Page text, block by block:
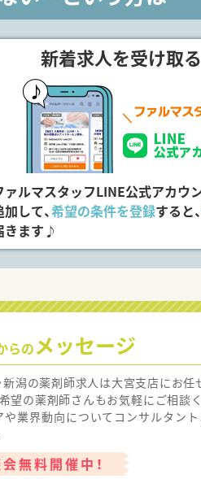
新着求人を受け取る
ァルマスタッフLINE公式アカウ
して、希望の条件を登録すると、
きます♪
らのメッセージ
新潟の薬剤師求人は大宮支店にお任
望の薬剤師さんもお気軽にご相談く
や業界動向についてコンサルタン
無料開催中！